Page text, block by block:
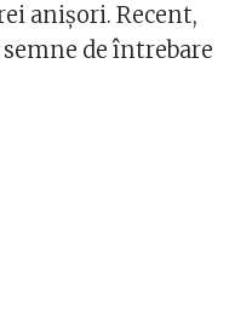
anișori. Recent,
de întrebare